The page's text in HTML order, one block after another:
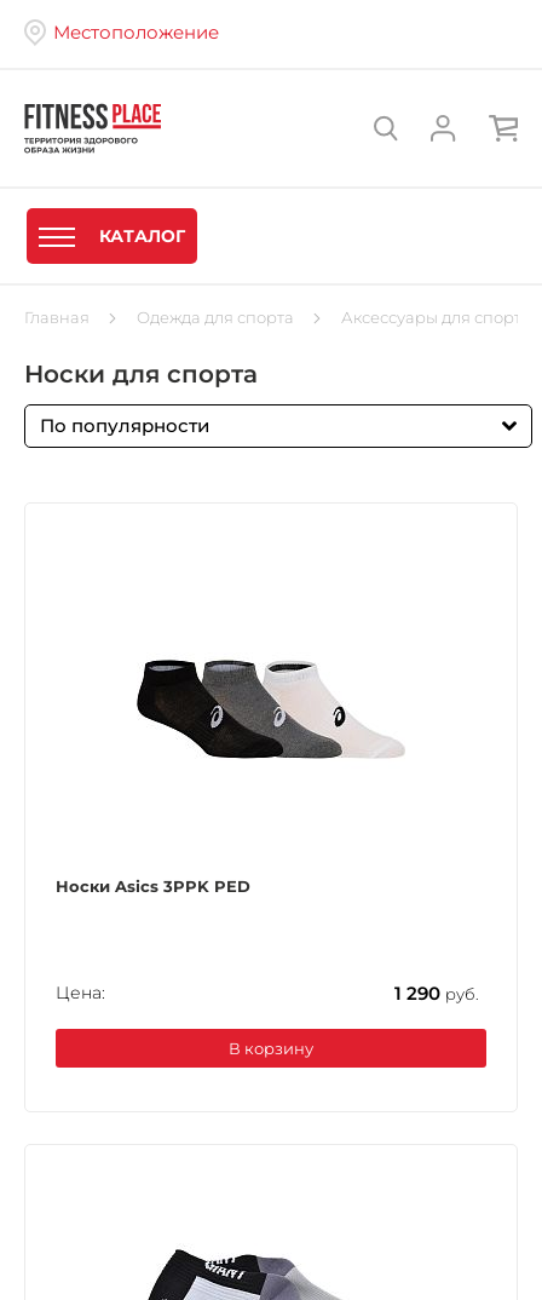
Местоположение
КАТАЛОГ
Главная Одежда для спорта Аксессуары для спорта
Носки для спорта
По популярности
Носки Asics 3PPK PED
Цена: 1 290 руб.
В корзину